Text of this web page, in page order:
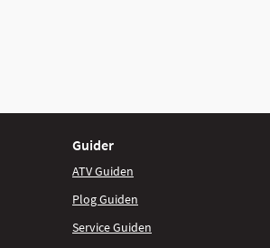
Guider
ATV Guiden
Plog Guiden
Service Guiden